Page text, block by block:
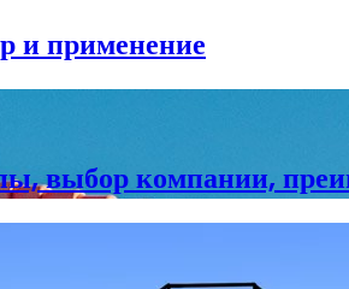
и применение
выбор компании,